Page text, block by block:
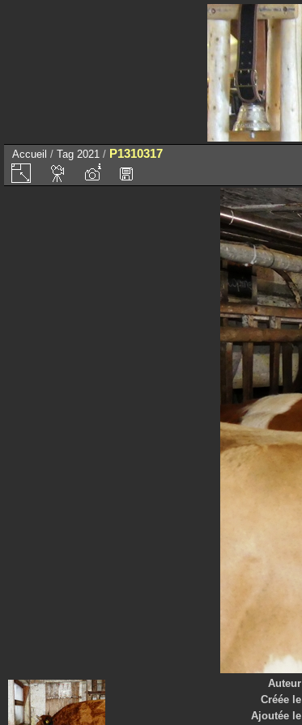
Accueil / Tag 2021 / P1310317
Auteur
Créée le
Ajoutée le